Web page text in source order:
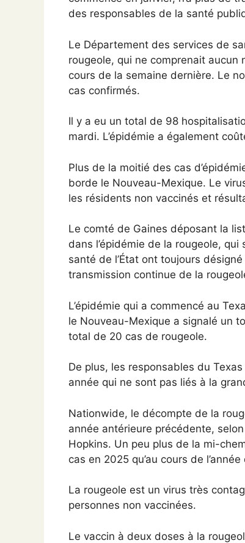
des responsables de la santé
Le Département des services de
rougeole, qui ne comprenait aucun
cours de la semaine dernière. Le
cas confirmés.
Il y a eu un total de 98
mardi. L’épidémie a également
Plus de la moitié des cas
borde le Nouveau-Mexique. Le
les résidents non vaccinés et
Le comté de Gaines déposant la
dans l’épidémie de la rougeole,
santé de l’État ont toujours
transmission continue de la
L’épidémie qui a commencé au
le Nouveau-Mexique a signalé un
total de 20 cas de rougeole.
De plus, les responsables du
année qui ne sont pas liés à la
Nationwide, le décompte de la
année antérieure précédente,
Hopkins. Un peu plus de la mi-
cas en 2025 qu’au cours de
La rougeole est un virus très
personnes non vaccinées.
Le vaccin à deux doses à la